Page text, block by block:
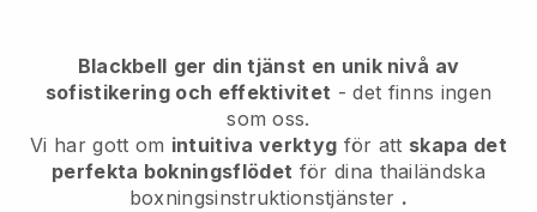
Blackbell ger din tjänst en unik nivå av
sofistikering och effektivitet - det finns ingen
som oss.
Vi har gott om intuitiva verktyg för att skapa det
perfekta bokningsflödet för dina thailändska
boxningsinstruktionstjänster .